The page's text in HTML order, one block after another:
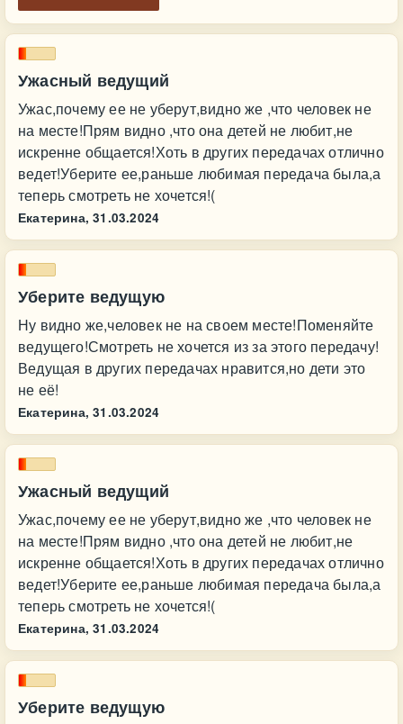
Ужасный ведущий
Ужас,почему ее не уберут,видно же ,что человек не
на месте!Прям видно ,что она детей не любит,не
искренне общается!Хоть в других передачах отлично
ведет!Уберите ее,раньше любимая передача была,а
теперь смотреть не хочется!(
Екатерина, 31.03.2024
Уберите ведущую
Ну видно же,человек не на своем месте!Поменяйте
ведущего!Смотреть не хочется из за этого передачу!
Ведущая в других передачах нравится,но дети это
не её!
Екатерина, 31.03.2024
Ужасный ведущий
Ужас,почему ее не уберут,видно же ,что человек не
на месте!Прям видно ,что она детей не любит,не
искренне общается!Хоть в других передачах отлично
ведет!Уберите ее,раньше любимая передача была,а
теперь смотреть не хочется!(
Екатерина, 31.03.2024
Уберите ведущую